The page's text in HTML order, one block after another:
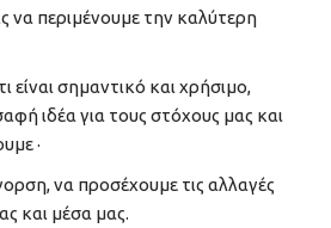
να περιμένουμε την καλύτερη
είναι σημαντικό και χρήσιμο,
ιδέα για τους στόχους μας και
·
να προσέχουμε τις αλλαγές
και μέσα μας.